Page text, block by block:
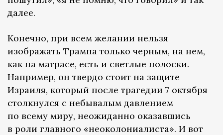
далее.
Конечно, при всем желании нельзя
изображать Трампа только черным, на нем,
как на матрасе, есть и светлые полоски.
Например, он твердо стоит на защите
Израиля, который после трагедии 7 октября
столкнулся с небывалым давлением
по всему миру, неожиданно оказавшись
в роли главного «неоколониалиста». И вот